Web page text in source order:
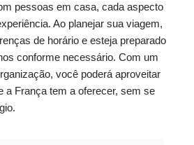
pessoas em casa, cada aspecto
Ao planejar sua viagem,
de horário e esteja preparado
conforme necessário. Com um
você poderá aproveitar
a França tem a oferecer, sem se